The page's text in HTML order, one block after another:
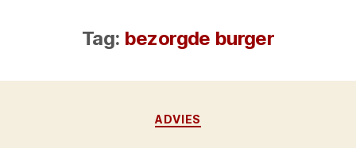
Tag: bezorgde burger
Categorieën
ADVIES